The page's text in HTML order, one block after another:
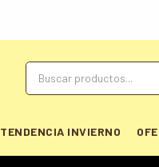
TENDENCIA INVIERNO